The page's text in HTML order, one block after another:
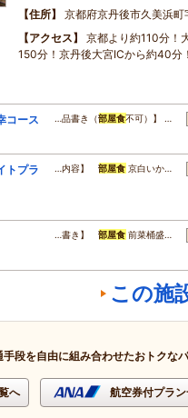
住所
京都府京丹後市久美浜
アクセス
京都より約110分！
150分！京丹後大宮ICから約40分
コース …品書き（部屋食不可）】 …
トプラ
…内容】部屋食 京白いか…
…書き】部屋食 前菜桶盛…
この施
手段を自由に組み合わせたおトクな
へ 航空券付プラ